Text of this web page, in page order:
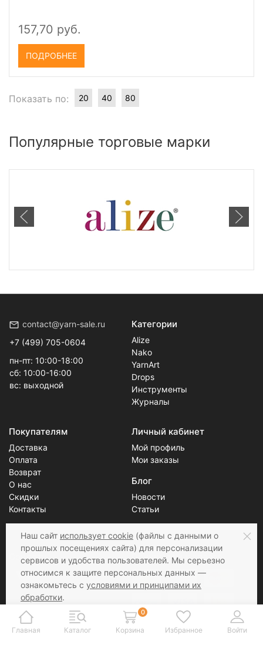
157,70 руб.
ПОДРОБНЕЕ
Показать по: 20 40 80
Популярные торговые марки
contact@yarn-sale.ru
+7 (499) 705-0604
пн-пт: 10:00-18:00
сб: 10:00-16:00
вс: выходной
Категории
Alize
Nako
YarnArt
Drops
Инструменты
Журналы
Покупателям
Доставка
Оплата
Возврат
О нас
Скидки
Контакты
Личный кабинет
Мой профиль
Мои заказы
Блог
Новости
Статьи
Соцсети Принимаем к оплате
Наш сайт использует cookie (файлы с данными о
прошлых посещениях сайта) для персонализации
сервисов и удобства пользователей. Мы серьезно
относимся к защите персональных данных —
ознакомьтесь с условиями и принципами их
обработки.
Вы можете запретить сохранение cookie в
настройках своего браузера.
Главная Каталог
0
Корзина Избранное Войти